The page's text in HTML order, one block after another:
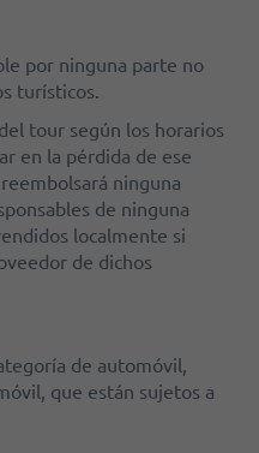
por ninguna parte no
turísticos.
tour según los horarios
en la pérdida de ese
ninguna
de ninguna
localmente si
de dichos
de automóvil,
que están sujetos a